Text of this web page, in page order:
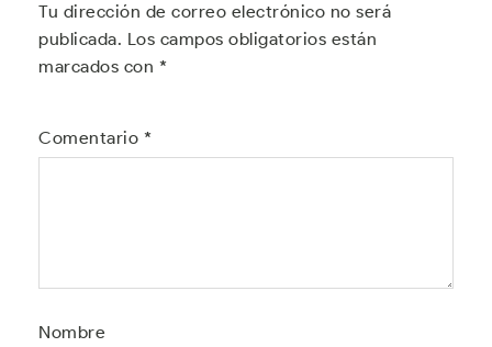
Tu dirección de correo electrónico no será
publicada. Los campos obligatorios están
marcados con *
Comentario *
Nombre